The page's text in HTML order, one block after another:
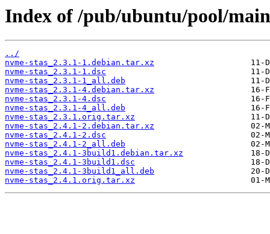
Index of /pub/ubuntu/pool/
../
nvme-stas_2.3.1-1.debian.tar.xz
nvme-stas_2.3.1-1.dsc
nvme-stas_2.3.1-1_all.deb
nvme-stas_2.3.1-4.debian.tar.xz
nvme-stas_2.3.1-4.dsc
nvme-stas_2.3.1-4_all.deb
nvme-stas_2.3.1.orig.tar.xz
nvme-stas_2.4.1-2.debian.tar.xz
nvme-stas_2.4.1-2.dsc
nvme-stas_2.4.1-2_all.deb
nvme-stas_2.4.1-3build1.debian.tar.xz
nvme-stas_2.4.1-3build1.dsc
nvme-stas_2.4.1-3build1_all.deb
nvme-stas_2.4.1.orig.tar.xz